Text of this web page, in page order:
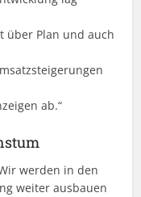
über Plan und auch
ab.“
werden in den
weiter ausbauen